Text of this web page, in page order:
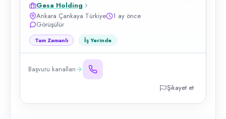
Gesa Holding
Ankara Çankaya Türkiye
1 ay önce
Görüşülür
Tam Zamanlı İş Yerinde
Başvuru kanalları
Şikayet et